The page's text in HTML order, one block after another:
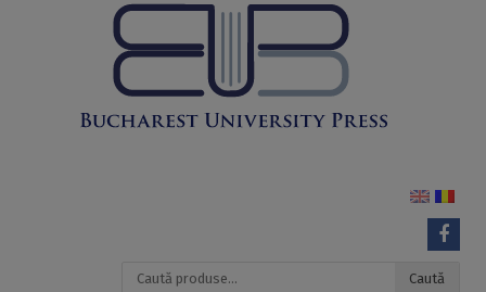
Caută
Caută